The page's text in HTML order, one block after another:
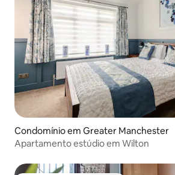
Condomínio em Greater Manchester
Apartamento estúdio em Wilton